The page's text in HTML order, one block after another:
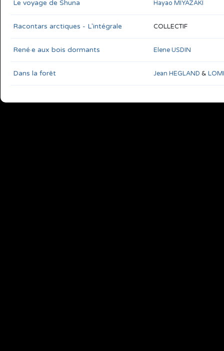
Le voyage de Shuna Hayao MIYAZAKI
Racontars arctiques - L'intégrale COLLECTIF
René·e aux bois dormants Elene USDIN
Dans la forêt Jean HEGLAND &